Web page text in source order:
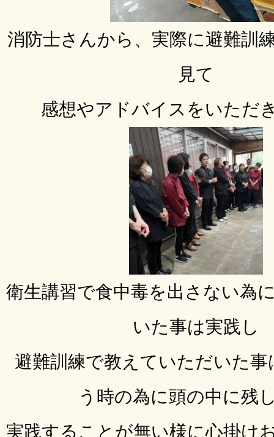
消防士さんから、実際に避難訓
見て
感想やアドバイスをいただ
衛生講習で食中毒を出さない為
いた事は実践し
避難訓練で教えていただいた
う時の為に頭の中に残
実践することが無い様に心掛け